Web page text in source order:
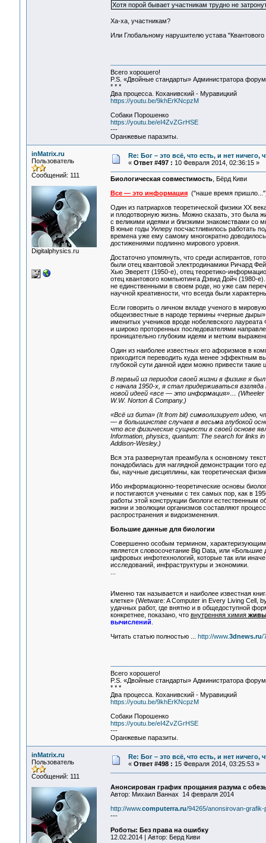
Хотя порой бывает участникам трудно не
Ха-ха, участникам?
Или Глобальному нарушителю устава
Всего хорошего!
P.S. «Двойные стандарты» Администратора
* * *
Два процесса. Коханивский - Муравицкий
https://youtu.be/9khErKNcpzM
Собаки Порошенко
https://youtu.be/eI4ZvZGrHSE
---
Оранжевые паразиты.
inMatrix.ru
Пользователь
Сообщений: 111
Digitalphysics.ru
Re: Бог – это всё, что есть, и нет
« Ответ #497 : 10 Февраля 2014, 02:36:15 »
Биологическая совместимость, Бёрд Киви
Все — это информация("наше время
Один из патриархов теоретической физики XX
и плодотворную жизнь. Можно сказать, это была
с великими идеями и близкими знакомствами со
В юные годы Уилеру посчастливилось работать
времена уже ему самому многократно
достижениями подлинно мирового уровня.
Достаточно упомянуть, что среди аспирантов,
были отец квантовой электродинамики Ричард
Хью Эверетт (1950-е), отец теоретико-
отец квантового компьютинга Дэвид Дойч (1980-
не единственными в своем роде, но уже сам
научной креативности, что всегда были
Если говорить о личном вкладе ученого в
общеизвестные в народе термины «черные
именитых учеников вроде нобелевского
и широко проторенных последователями
проницательно глубоким идеям и метким
Один из наиболее известных его афоризмов в
приходится переводить куда менее эффектным
глубокой сути данной идеи можно привести такие
В первый из периодов своей жизни в физике я
с начала 1950-х, я стал придерживаться
новой идеей «все — это информация»… (Wheeler
W.W. Norton & Company.)
«Всё из бита» (It from bit) символизирует идею,
— в большинстве случаев в весьма глубокой
что все физические сущности в своей основе
Information, physics, quantum: The search for links
Addison-Wesley.)
Вся эта развернутая преамбула к основному
понадобилась для наглядной демонстрации того
бы, научные дисциплины, как теоретическая
Ибо информационно-теоретические основы
и постигаются учеными с тех самых пор, как в
работы этой конструкции биологи
жизни и эволюции организмов составляют
распространения и видоизменения.
Большие данные для биологии
Совершенно особым термином, характеризующим
является словосочетание Big Data, или
цифровых инфотехнологий, которые так или
исследований, инфраструктуры и экономики.
Именно так называется и наиболее известная
клетке» (Wetware: A Computer in Every Living
удачных работ, где внятно и в общедоступной
конкретнее, показано, что внутренняя химия
вычислений
Читать статью полностью ...
http://www.3dnews.ru/
Всего хорошего!
P.S. «Двойные стандарты» Администратора
* * *
Два процесса. Коханивский - Муравицкий
https://youtu.be/9khErKNcpzM
Собаки Порошенко
https://youtu.be/eI4ZvZGrHSE
---
Оранжевые паразиты.
inMatrix.ru
Пользователь
Сообщений: 111
Re: Бог – это всё, что есть, и нет
« Ответ #498 : 15 Февраля 2014, 03:25:53 »
Анонсирован график прощания разума с
Автор: Михаил Ваннах 14 февраля 2014
http://www.computerra.ru/94265/anonsirovan-
---
Роботы: Без права на ошибку
12.02.2014 | Автор: Берд Киви